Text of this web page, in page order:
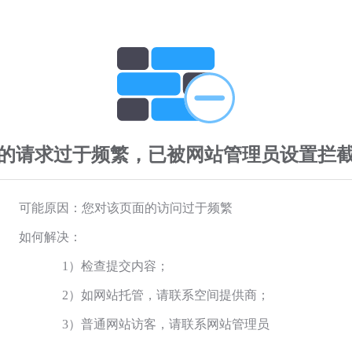
请求过于频繁，已被网站管理员设置拦
可能原因：您对该页面的访问过于频繁
如何解决：
1）检查提交内容；
2）如网站托管，请联系空间提供商；
3）普通网站访客，请联系网站管理员